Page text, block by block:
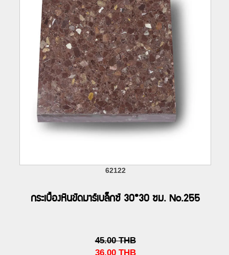
62122
กระเบื้องหินขัดมาร์เบล็กซ์ 30*30 ซม. No.255
45.00 THB
36.00 THB